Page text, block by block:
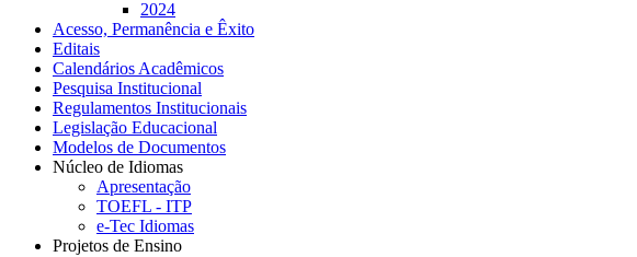
2024
Acesso, Permanência e Êxito
Editais
Calendários Acadêmicos
Pesquisa Institucional
Regulamentos Institucionais
Legislação Educacional
Modelos de Documentos
Núcleo de Idiomas
Apresentação
TOEFL - ITP
e-Tec Idiomas
Projetos de Ensino